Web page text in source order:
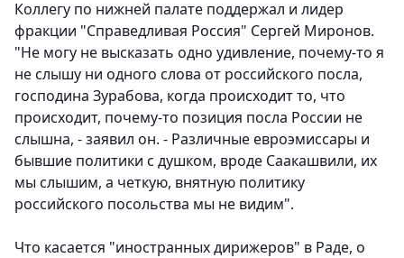
Коллегу по нижней палате поддержал и лидер
фракции "Справедливая Россия" Сергей Миронов.
"Не могу не высказать одно удивление, почему-то я
не слышу ни одного слова от российского посла,
господина Зурабова, когда происходит то, что
происходит, почему-то позиция посла России не
слышна, - заявил он. - Различные евроэмиссары и
бывшие политики с душком, вроде Саакашвили, их
мы слышим, а четкую, внятную политику
российского посольства мы не видим".
Что касается "иностранных дирижеров" в Раде, о